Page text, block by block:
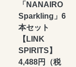
「NANAIRO
Sparkling」6
本セット
【LINK
SPIRITS】
4,488円（税